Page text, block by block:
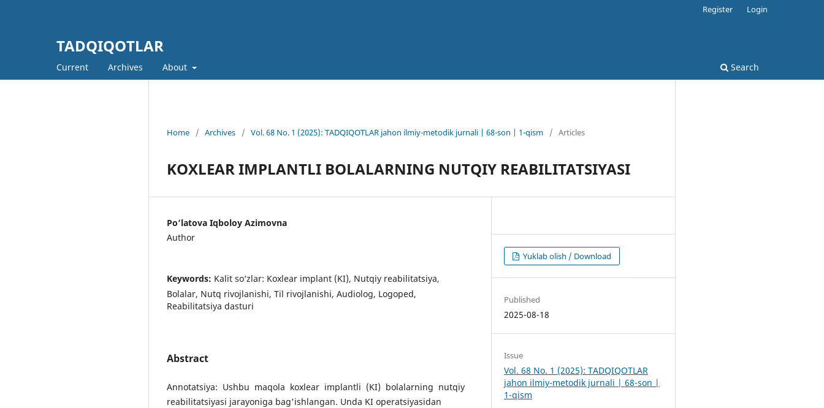
TADQIQOTLAR
Current Archives About Search
Register Login
Home / Archives / Vol. 68 No. 1 (2025): TADQIQOTLAR jahon ilmiy-metodik jurnali | 68-son | 1-qism / Articles
KOXLEAR IMPLANTLI BOLALARNING NUTQIY REABILITATSIYASI
Po’latova Iqboloy Azimovna
Author
Keywords: Kаlit sо‘zlаr: Koxlear implant (KI), Nutqiy reabilitatsiya,
Bolalar, Nutq rivojlanishi, Til rivojlanishi, Audiolog, Logoped,
Reabilitatsiya dasturi
Abstract
Аnnоtаtsiуа: Ushbu maqola koxlear implantli (KI) bolalarning nutqiy
reabilitatsiyasi jarayoniga bag'ishlangan. Unda KI operatsiyasidan
Yuklab olish / Download
Published
2025-08-18
Issue
Vol. 68 No. 1 (2025): TADQIQOTLAR
jahon ilmiy-metodik jurnali | 68-son |
1-qism